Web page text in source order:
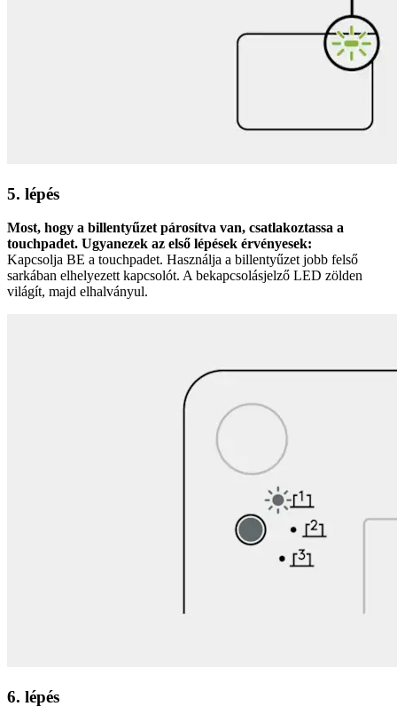
5. lépés
Most, hogy a billentyűzet párosítva van, csatlakoztassa a
touchpadet. Ugyanezek az első lépések érvényesek:
Kapcsolja BE a touchpadet. Használja a billentyűzet jobb felső
sarkában elhelyezett kapcsolót. A bekapcsolásjelző LED zölden
világít, majd elhalványul.
6. lépés